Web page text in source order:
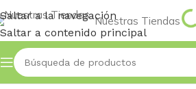
Saltar a la navegación
Saltar a contenido principal
Nuestras Tiendas
Inicio OTROS REPUESTOS